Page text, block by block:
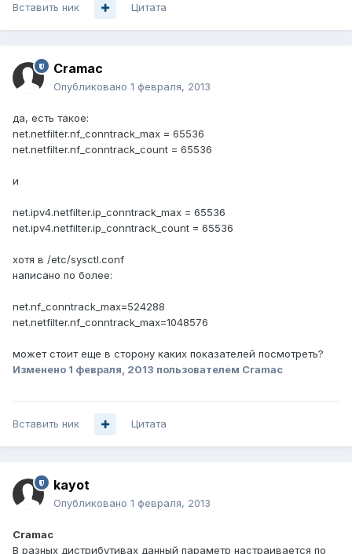
Вставить ник Цитата
Cramac
Опубликовано 1 февраля, 2013
да, есть такое:
net.netfilter.nf_conntrack_max = 65536
net.netfilter.nf_conntrack_count = 65536
и
net.ipv4.netfilter.ip_conntrack_max = 65536
net.ipv4.netfilter.ip_conntrack_count = 65536
хотя в /etc/sysctl.conf
написано по более:
net.nf_conntrack_max=524288
net.netfilter.nf_conntrack_max=1048576
может стоит еще в сторону каких показателей посмотреть?
Изменено 1 февраля, 2013 пользователем Cramac
Вставить ник Цитата
kayot
Опубликовано 1 февраля, 2013
Cramac
В разных дистрибутивах данный параметр настраивается по